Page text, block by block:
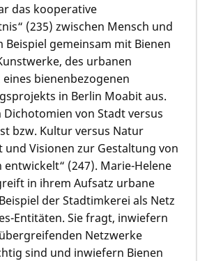
das kooperative
(235) zwischen Mensch und
Beispiel gemeinsam mit Bienen
des urbanen
bienenbezogenen
in Berlin Moabit aus.
Dichotomien von Stadt versus
bzw. Kultur versus Natur
und Visionen zur Gestaltung von
entwickelt“ (247). Marie-Helene
in ihrem Aufsatz urbane
der Stadtimkerei als Netz
Entitäten. Sie fragt, inwiefern
Netzwerke
sind und inwiefern Bienen